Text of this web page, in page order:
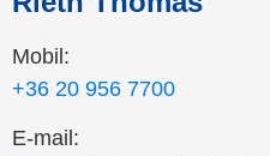
Mobil:
+36 20 956 7700
E-mail: